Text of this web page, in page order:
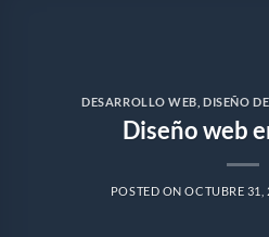
DESARROLLO WEB ,DISEÑO
Diseño web
POSTED ONOCTUBRE 31,